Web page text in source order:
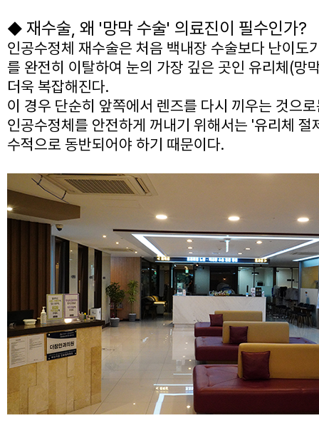
◆ 재수술, 왜 '망막 수술' 의료진이 필수인가?
인공수정체 재수술은 처음 백내장 수술보다 난이도
를 완전히 이탈하여 눈의 가장 깊은 곳인 유리체(망
더욱 복잡해진다.
이 경우 단순히 앞쪽에서 렌즈를 다시 끼우는 것으
인공수정체를 안전하게 꺼내기 위해서는 '유리체
수적으로 동반되어야 하기 때문이다.